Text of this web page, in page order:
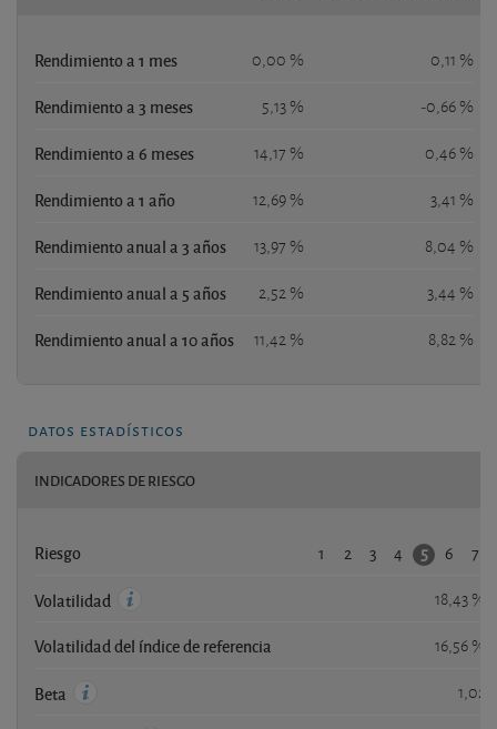
Rendimiento a 1 mes 0,00 % 0,11 %
Rendimiento a 3 meses 5,13 % -0,66 %
Rendimiento a 6 meses 14,17 % 0,46 %
Rendimiento a 1 año 12,69 % 3,41 %
Rendimiento anual a 3 años 13,97 % 8,04 %
Rendimiento anual a 5 años 2,52 % 3,44 %
Rendimiento anual a 10 años 11,42 % 8,82 %
datos estadísticos
INDICADORES DE RIESGO
Riesgo 1 2 3 4 5 6 7
Volatilidad 18,43 %
Volatilidad del índice de referencia 16,56 %
Beta 1,02